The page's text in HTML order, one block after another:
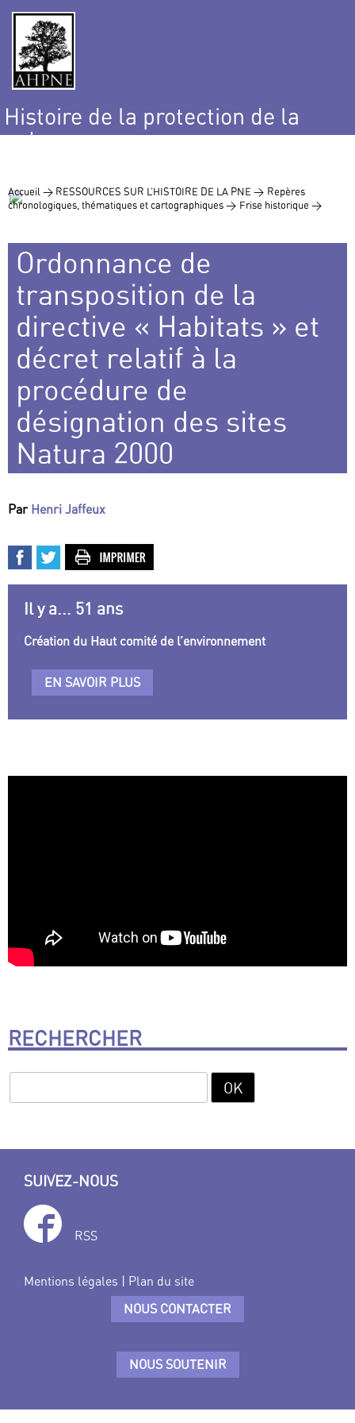
Histoire de la protection de la
nature
Accueil > RESSOURCES SUR L’HISTOIRE DE LA PNE > Repères
chronologiques, thématiques et cartographiques > Frise historique >
Ordonnance de
transposition de la
directive « Habitats » et
décret relatif à la
procédure de
désignation des sites
Natura 2000
Par Henri Jaffeux
Il y a... 51 ans
Création du Haut comité de l’environnement
EN SAVOIR PLUS
RECHERCHER
SUIVEZ-NOUS
RSS
Mentions légales | Plan du site
NOUS CONTACTER
NOUS SOUTENIR